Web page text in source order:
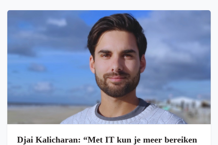
Djai Kalicharan: “Met IT kun je meer bereiken